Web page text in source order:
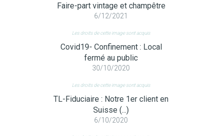
Faire-part vintage et champêtre
6/12/2021
Les droits de cette image sont acquis
Covid19- Confinement : Local
fermé au public
30/10/2020
Les droits de cette image sont acquis
TL-Fiduciaire : Notre 1er client en
Suisse (...)
6/10/2020